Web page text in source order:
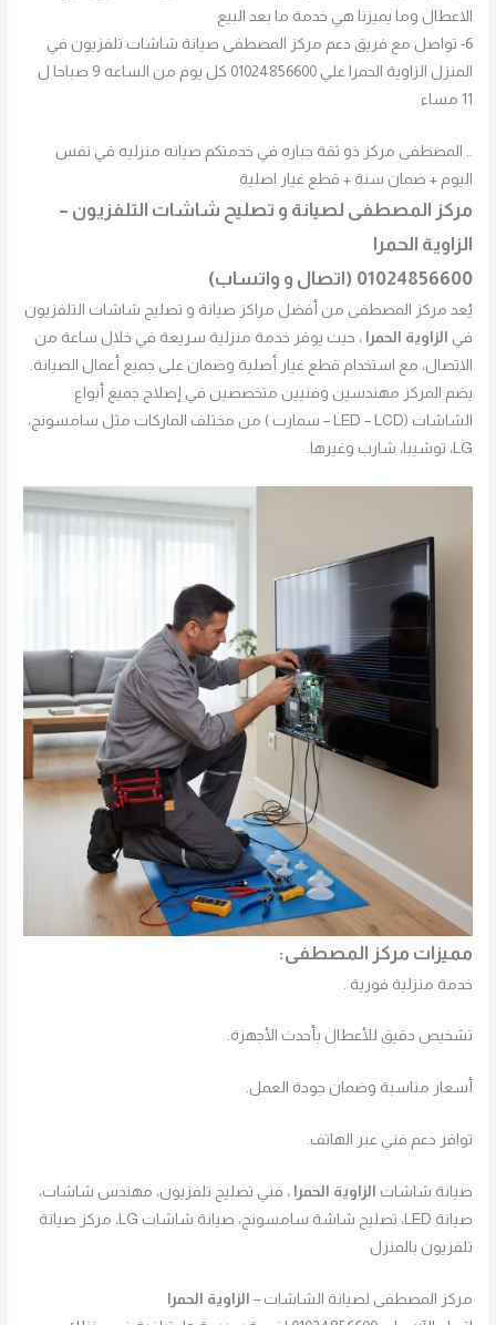
الاعطال وما يميزنا هي خدمة ما بعد البيع
6- تواصل مع فريق دعم مركز المصطفى صيانة شاشات تلفزيون في
المنزل الزاوية الحمرا علي 01024856600 كل يوم من الساعه 9 صباحا ل
11 مساء
.. المصطفى مركز ذو ثقة جباره في خدمتكم صيانه منزليه في نفس
اليوم + ضمان سنة + قطع غيار اصلية
مركز المصطفى لصيانة و تصليح شاشات التلفزيون –
الزاوية الحمرا
01024856600 (اتصال و واتساب)
يُعد مركز المصطفى من أفضل مراكز صيانة و تصليح شاشات التلفزيون
في
الزاوية الحمرا ، حيث يوفر خدمة منزلية سريعة في خلال ساعة من
الاتصال، مع استخدام قطع غيار أصلية وضمان على جميع أعمال الصيانة.
يضم المركز مهندسين وفنيين متخصصين في إصلاح جميع أنواع
الشاشات (LED – LCD – سمارت ) من مختلف الماركات مثل سامسونج،
LG، توشيبا، شارب وغيرها.
مميزات مركز المصطفى:
خدمة منزلية فورية .
تشخيص دقيق للأعطال بأحدث الأجهزة.
أسعار مناسبة وضمان جودة العمل.
توافر دعم فني عبر الهاتف.
صيانة شاشات الزاوية الحمرا ، فني تصليح تلفزيون، مهندس شاشات،
صيانة LED، تصليح شاشة سامسونج، صيانة شاشات LG، مركز صيانة
تلفزيون بالمنزل
مركز المصطفى لصيانة الشاشات –
الزاوية الحمرا